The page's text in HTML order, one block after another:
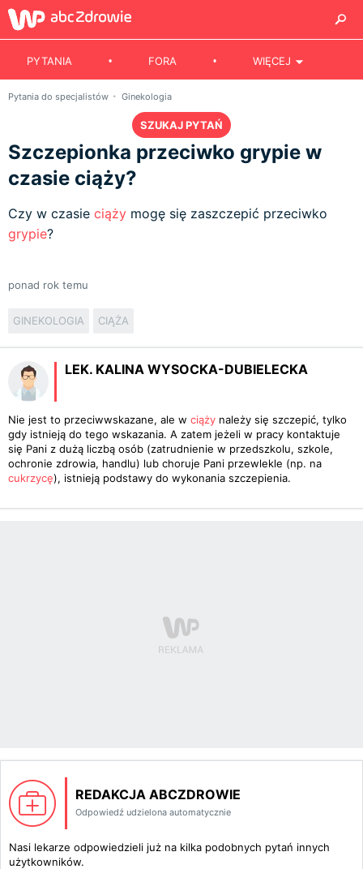
PYTANIA FORA WIĘCEJ
Pytania do specjalistów Ginekologia
SZUKAJ PYTAŃ
Szczepionka przeciwko grypie w
czasie ciąży?
Czy w czasie ciąży mogę się zaszczepić przeciwko
grypie?
ponad rok temu
GINEKOLOGIA CIĄŻA
LEK. KALINA WYSOCKA-DUBIELECKA
Nie jest to przeciwwskazane, ale w ciąży należy się szczepić, tylko
gdy istnieją do tego wskazania. A zatem jeżeli w pracy kontaktuje
się Pani z dużą liczbą osób (zatrudnienie w przedszkolu, szkole,
ochronie zdrowia, handlu) lub choruje Pani przewlekle (np. na
cukrzycę), istnieją podstawy do wykonania szczepienia.
REDAKCJA ABCZDROWIE
Odpowiedź udzielona automatycznie
Nasi lekarze odpowiedzieli już na kilka podobnych pytań innych
użytkowników.